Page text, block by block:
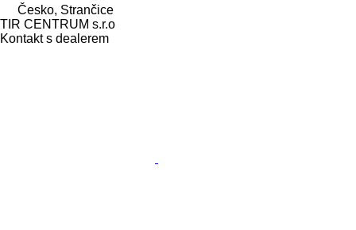
Česko, Strančice
TIR CENTRUM s.r.o
Kontakt s dealerem